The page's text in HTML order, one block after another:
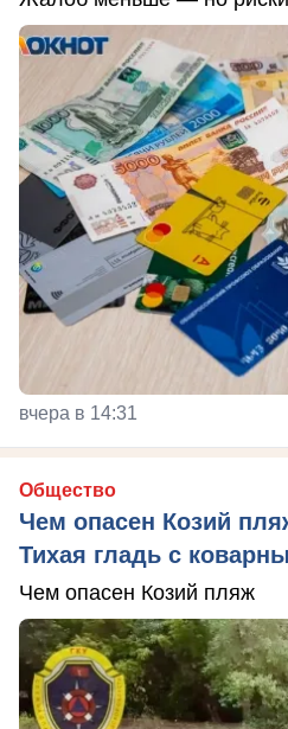
вчера в 14:31
Общество
Чем опасен Козий
Тихая гладь с
Чем опасен Козий пляж